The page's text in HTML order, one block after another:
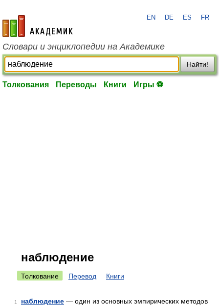
academic.ru
EN DE ES FR
Словари и энциклопедии на Академике
Найти!
Толкования Переводы Книги Игры ⚽
наблюдение
Толкование Перевод Книги
1 наблюдение — один из основных эмпирических методов